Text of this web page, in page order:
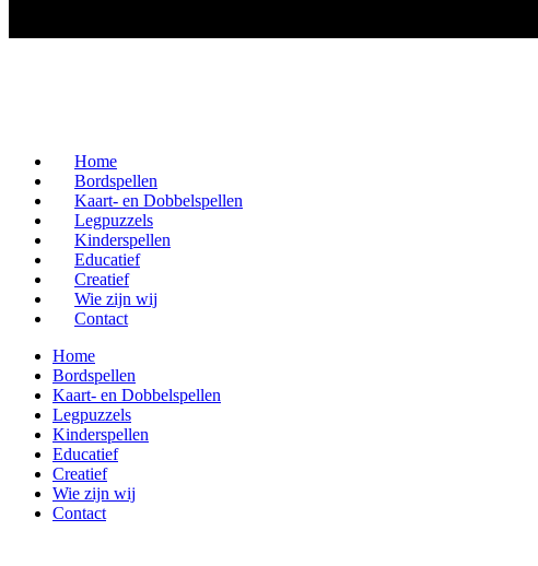
Home
Bordspellen
Kaart- en Dobbelspellen
Legpuzzels
Kinderspellen
Educatief
Creatief
Wie zijn wij
Contact
Home
Bordspellen
Kaart- en Dobbelspellen
Legpuzzels
Kinderspellen
Educatief
Creatief
Wie zijn wij
Contact